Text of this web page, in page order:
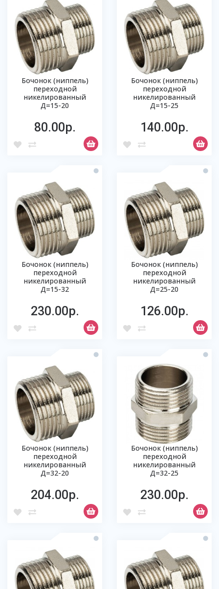
Бочонок (ниппель)
переходной
никелированный
Д=15-20
80.00р.
Бочонок (ниппель)
переходной
никелированный
Д=15-25
140.00р.
Бочонок (ниппель)
переходной
никелированный
Д=15-32
230.00р.
Бочонок (ниппель)
переходной
никелированный
Д=25-20
126.00р.
Бочонок (ниппель)
переходной
никелированный
Д=32-20
204.00р.
Бочонок (ниппель)
переходной
никелированный
Д=32-25
230.00р.